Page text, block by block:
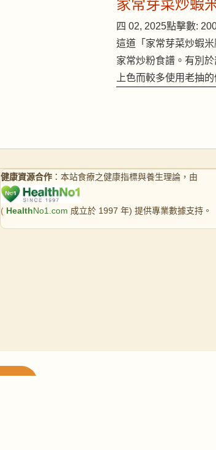
家常芽菜炒蝦
四 02, 2025點擊數:
這道「家常芽菜炒蝦
家常炒粉食譜。有別
上色而較多使用老抽
健康資源合作 ：本站食療之健康指標與養生理論，由
( HealthNo1.com 成立於 1997 年) 提供專業數據支持。